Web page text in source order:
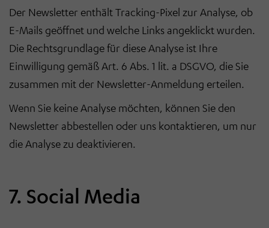
Der Newsletter enthält Tracking-Pixel zur Analyse, ob
E-Mails geöffnet und welche Links angeklickt wurden.
Die Rechtsgrundlage für diese Analyse ist Ihre
Einwilligung gemäß Art. 6 Abs. 1 lit. a DSGVO, die Sie
zusammen mit der Newsletter-Anmeldung erteilen.
Wenn Sie keine Analyse möchten, können Sie den
Newsletter abbestellen oder uns kontaktieren, um nur
die Analyse zu deaktivieren.
7. Social Media